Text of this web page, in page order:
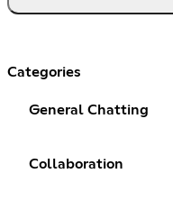
Categories
General Chatting
Collaboration